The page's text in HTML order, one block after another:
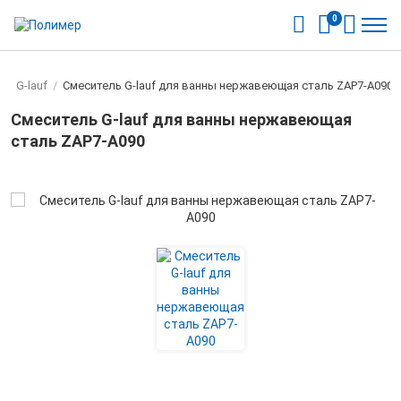
0
G-lauf / Смеситель G-lauf для ванны нержавеющая сталь ZAP7-A090
Смеситель G-lauf для ванны нержавеющая
сталь ZAP7-A090